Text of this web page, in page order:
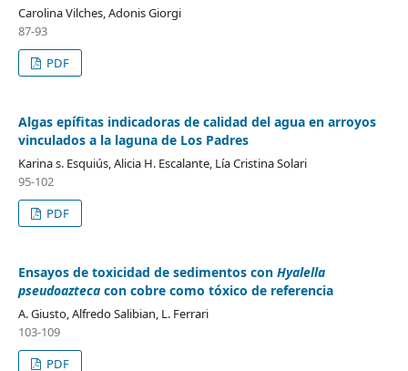
Carolina Vilches, Adonis Giorgi
87-93
PDF
Algas epífitas indicadoras de calidad del agua en arroyos
vinculados a la laguna de Los Padres
Karina s. Esquiús, Alicia H. Escalante, Lía Cristina Solari
95-102
PDF
Ensayos de toxicidad de sedimentos con Hyalella
pseudoaztecacon cobre como tóxico de referencia
A. Giusto, Alfredo Salibian, L. Ferrari
103-109
PDF